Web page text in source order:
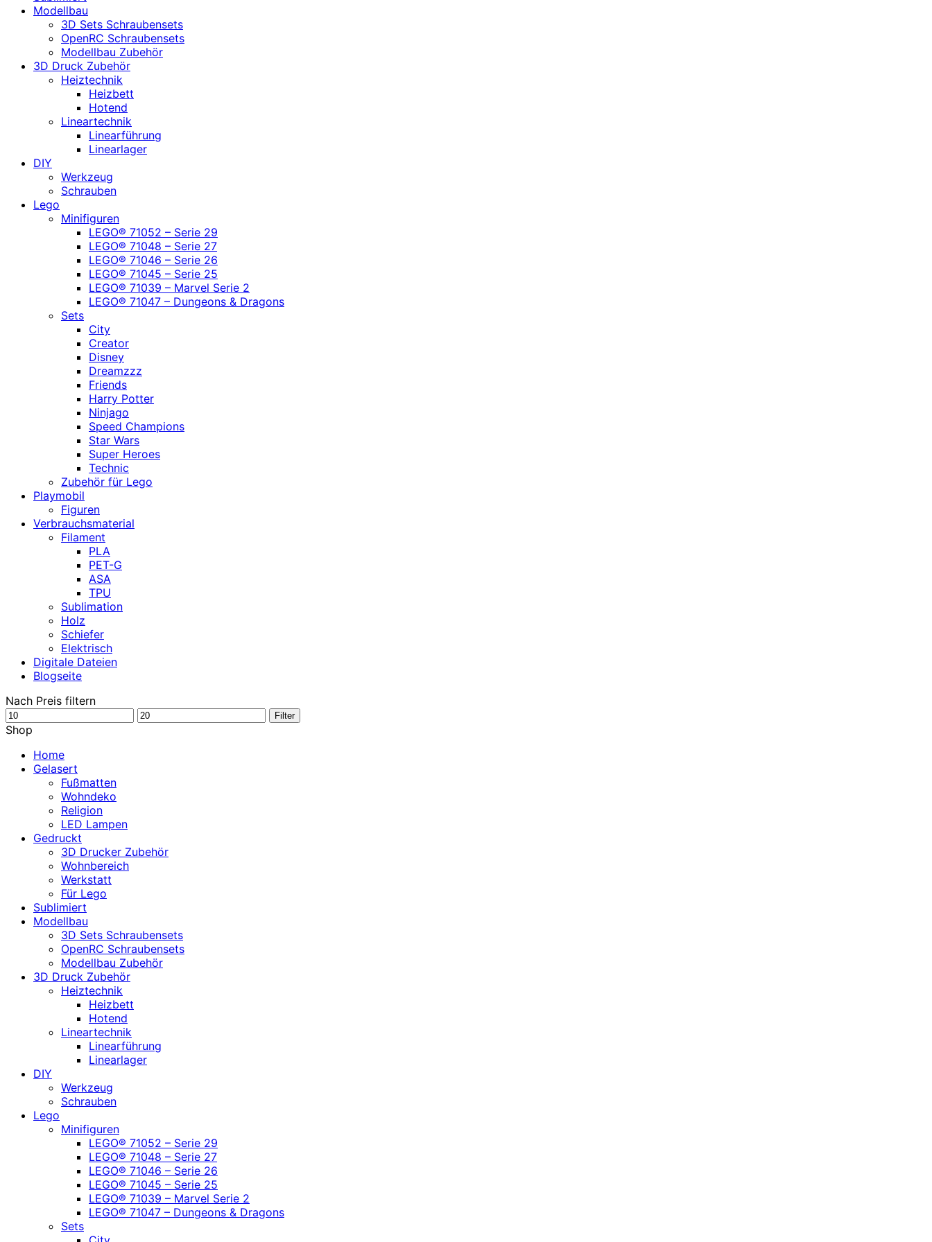
Modellbau
3D Sets Schraubensets
OpenRC Schraubensets
Modellbau Zubehör
3D Druck Zubehör
Heiztechnik
Heizbett
Hotend
Lineartechnik
Linearführung
Linearlager
DIY
Werkzeug
Schrauben
Lego
Minifiguren
LEGO® 71052 – Serie 29
LEGO® 71048 – Serie 27
LEGO® 71046 – Serie 26
LEGO® 71045 – Serie 25
LEGO® 71039 – Marvel Serie 2
LEGO® 71047 – Dungeons & Dragons
Sets
City
Creator
Disney
Dreamzzz
Friends
Harry Potter
Ninjago
Speed Champions
Star Wars
Super Heroes
Technic
Zubehör für Lego
Playmobil
Figuren
Verbrauchsmaterial
Filament
PLA
PET-G
ASA
TPU
Sublimation
Holz
Schiefer
Elektrisch
Digitale Dateien
Blogseite
Nach Preis filtern
Min.
Preis
Max.
Filter
Shop
Home
Gelasert
Fußmatten
Wohndeko
Religion
LED Lampen
Gedruckt
3D Drucker Zubehör
Wohnbereich
Werkstatt
Für Lego
Sublimiert
Modellbau
3D Sets Schraubensets
OpenRC Schraubensets
Modellbau Zubehör
3D Druck Zubehör
Heiztechnik
Heizbett
Hotend
Lineartechnik
Linearführung
Linearlager
DIY
Werkzeug
Schrauben
Lego
Minifiguren
LEGO® 71052 – Serie 29
LEGO® 71048 – Serie 27
LEGO® 71046 – Serie 26
LEGO® 71045 – Serie 25
LEGO® 71039 – Marvel Serie 2
LEGO® 71047 – Dungeons & Dragons
Sets